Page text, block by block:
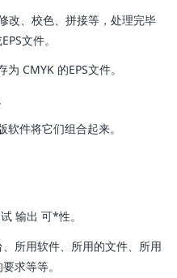
、校色、拼接等，处理完毕
文件。
CMYK 的EPS文件。
件将它们组合起来。
输出 可*性。
所用软件、所用的文件、所用
求等等。